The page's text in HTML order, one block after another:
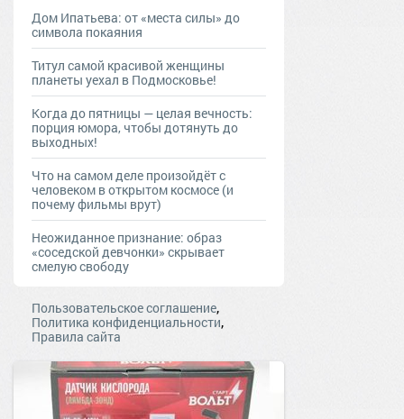
Дом Ипатьева: от «места силы» до
символа покаяния
Титул самой красивой женщины
планеты уехал в Подмосковье!
Когда до пятницы — целая вечность:
порция юмора, чтобы дотянуть до
выходных!
Что на самом деле произойдёт с
человеком в открытом космосе (и
почему фильмы врут)
Неожиданное признание: образ
«соседской девчонки» скрывает
смелую свободу
Пользовательское соглашение,
Политика конфиденциальности,
Правила сайта